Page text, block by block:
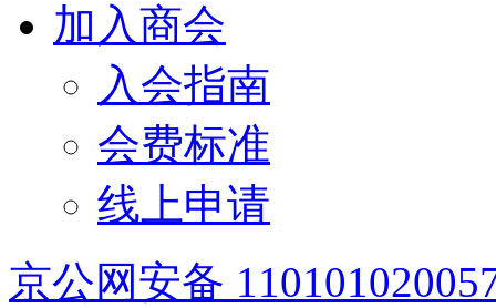
加入商会
入会指南
会费标准
线上申请
京公网安备